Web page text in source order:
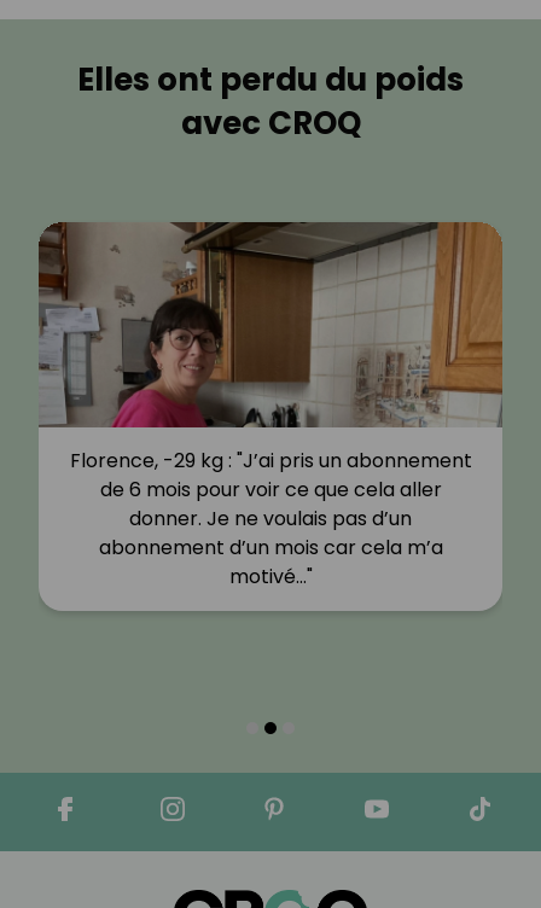
Elles ont perdu du poids
avec CROQ
Florence, -29 kg : "J’ai pris un abonnement
de 6 mois pour voir ce que cela aller
donner. Je ne voulais pas d’un
abonnement d’un mois car cela m’a
motivé…"